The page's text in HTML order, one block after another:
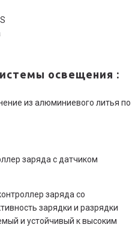
освещения :
из алюминиевого литья по
заряда с датчиком
заряда со
зарядки и разрядки
и устойчивый к высоким